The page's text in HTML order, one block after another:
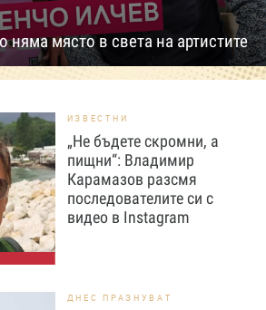
няма място в света на артистите
ИЗВЕСТНИ
„Не бъдете скромни, а
пищни“: Владимир
Карамазов разсмя
последователите си с
видео в Instagram
ДНЕС ПРАЗНУВАТ